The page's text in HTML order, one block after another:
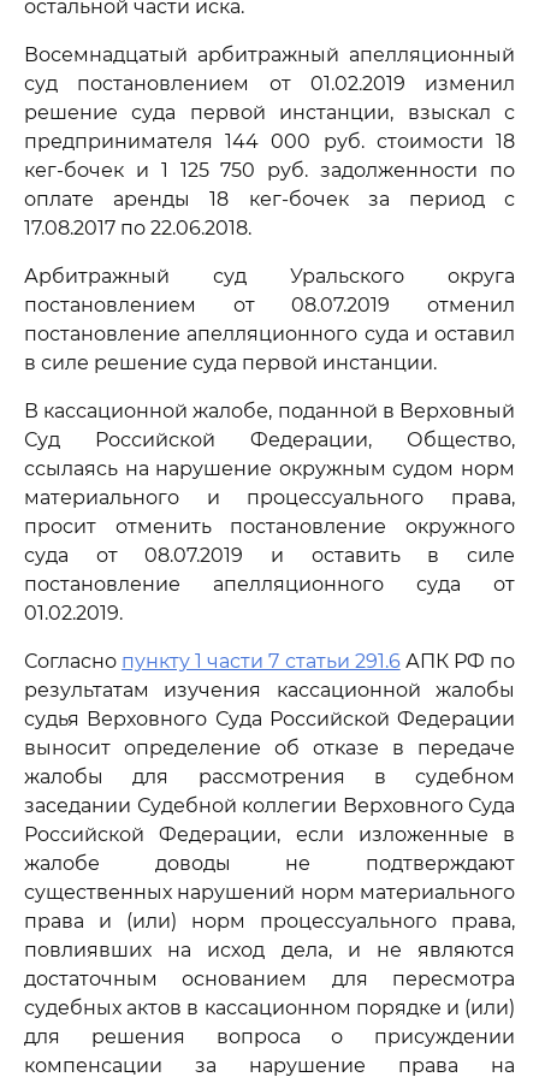
остальной части иска.
Восемнадцатый арбитражный апелляционный
суд постановлением от 01.02.2019 изменил
решение суда первой инстанции, взыскал с
предпринимателя 144 000 руб. стоимости 18
кег-бочек и 1 125 750 руб. задолженности по
оплате аренды 18 кег-бочек за период с
17.08.2017 по 22.06.2018.
Арбитражный суд Уральского округа
постановлением от 08.07.2019 отменил
постановление апелляционного суда и оставил
в силе решение суда первой инстанции.
В кассационной жалобе, поданной в Верховный
Суд Российской Федерации, Общество,
ссылаясь на нарушение окружным судом норм
материального и процессуального права,
просит отменить постановление окружного
суда от 08.07.2019 и оставить в силе
постановление апелляционного суда от
01.02.2019.
Согласно пункту 1 части 7 статьи 291.6АПК РФ по
результатам изучения кассационной жалобы
судья Верховного Суда Российской Федерации
выносит определение об отказе в передаче
жалобы для рассмотрения в судебном
заседании Судебной коллегии Верховного Суда
Российской Федерации, если изложенные в
жалобе доводы не подтверждают
существенных нарушений норм материального
права и (или) норм процессуального права,
повлиявших на исход дела, и не являются
достаточным основанием для пересмотра
судебных актов в кассационном порядке и (или)
для решения вопроса о присуждении
компенсации за нарушение права на